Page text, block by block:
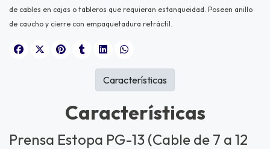
de cables en cajas o tableros que requieran estanqueidad. Poseen anillo
de caucho y cierre con empaquetadura retráctil.
Características
Prensa Estopa PG-13 (Cable de 7 a 12
Características